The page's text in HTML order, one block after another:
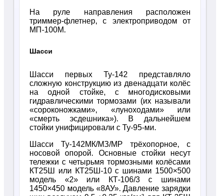
На руле направления расположен
триммер-флетнер, с электроприводом от
МП-100М.
Шасси
Шасси первых Ту-142 представляло
сложную конструкцию из двенадцати колёс
на одной стойке, с многодисковыми
гидравлическими тормозами (их называли
«сороконожками», «луноходами» или
«смерть эсдешника»). В дальнейшем
стойки унифицировали с Ту-95-ми.
Шасси Ту-142МК/МЗ/МР трёхопорное, с
носовой опорой. Основные стойки несут
тележки с четырьмя тормозными колёсами
КТ25Ш или КТ25Ш-10 с шинами 1500×500
модель «2» или КТ-106/3 с шинами
1450×450 модель «8АУ». Давление зарядки